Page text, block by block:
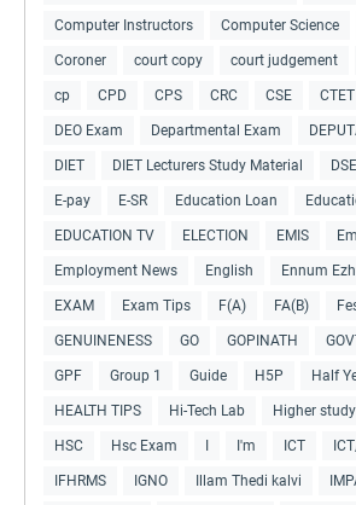
Computer Instructors Computer Science
Coroner court copy court judgement
cp CPD CPS CRC CSE CTET
DEO Exam Departmental Exam
DIET DIET Lecturers Study Material DSE
E-pay E-SR Education Loan
EDUCATION TV ELECTION EMIS
Employment News English Ennum
EXAM Exam Tips F(A) FA(B)
GENUINENESS GO GOPINATH
GPF Group 1 Guide H5P Half
HEALTH TIPS Hi-Tech Lab Higher study
HSC Hsc Exam I'm ICT
IFHRMS IGNO Illam Thedi kalvi